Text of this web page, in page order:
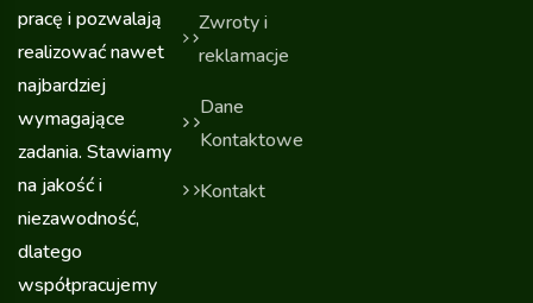
pracę i pozwalają
realizować nawet
najbardziej
wymagające
zadania. Stawiamy
na jakość i
niezawodność,
dlatego
współpracujemy
Zwroty i
reklamacje
Dane
Kontaktowe
Kontakt